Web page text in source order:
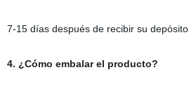
7-15 días después de recibir su depósito.
4. ¿Cómo embalar el producto?